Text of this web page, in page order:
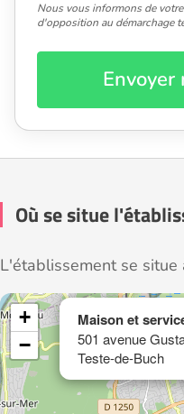
Nous vous informons de
d'opposition au démarchage
Envoyer
Où se situe
L'établissement se
Maison et
501 avenue
Teste-de-Buch
+
−